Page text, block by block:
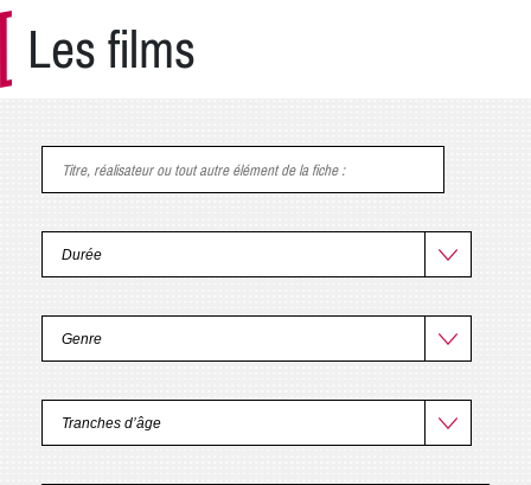
Les films
Titre, réalisateur ou tout autre élément de la fiche: